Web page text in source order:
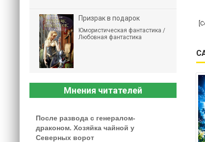
Призрак в подарок
Юмористическая фантастика /
Любовная фантастика
Мнения читателей
После развода с генералом-
драконом. Хозяйка чайной у
Северных ворот